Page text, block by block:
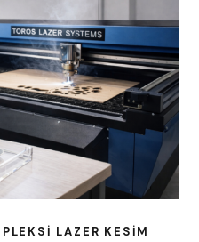
LAZER KESIM